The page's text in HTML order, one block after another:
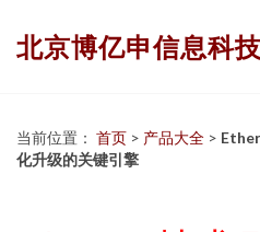
北京博亿申信息科
当前位置： 首页 > 产品大全 >
化升级的关键引擎